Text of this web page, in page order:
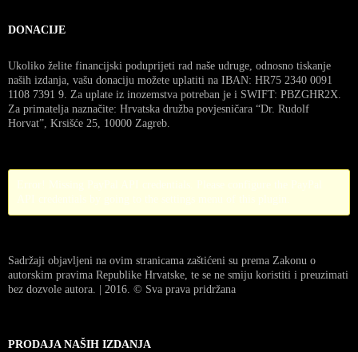
DONACIJE
Ukoliko želite financijski poduprijeti rad naše udruge, odnosno tiskanje
naših izdanja, vašu donaciju možete uplatiti na IBAN: HR75 2340 0091
1108 7391 9. Za uplate iz inozemstva potreban je i SWIFT: PBZGHR2X.
Za primatelja naznačite: Hrvatska družba povjesničara “Dr. Rudolf
Horvat”, Krsišće 25, 10000 Zagreb.
Sadržaji objavljeni na ovim stranicama zaštićeni su prema Zakonu o
autorskim pravima Republike Hrvatske, te se ne smiju koristiti i preuzimati
bez dozvole autora. | 2016. © Sva prava pridržana
PRODAJA NAŠIH IZDANJA